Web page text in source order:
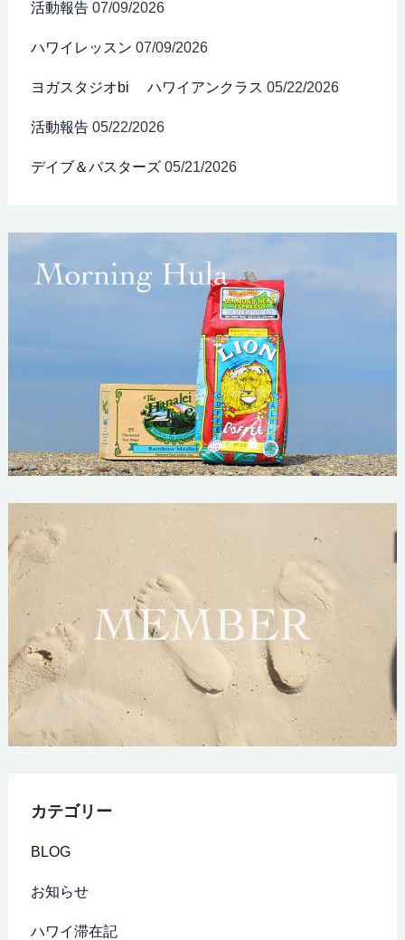
活動報告 07/09/2026
ハワイレッスン 07/09/2026
ヨガスタジオbi ハワイアンクラス 05/22/2026
活動報告 05/22/2026
デイブ＆バスターズ 05/21/2026
カテゴリー
BLOG
お知らせ
ハワイ滞在記